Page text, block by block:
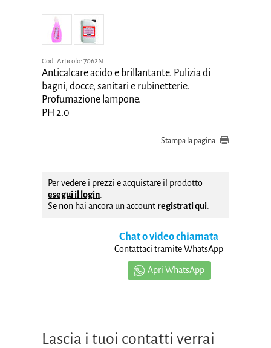
Cod. Articolo: 7062N
Anticalcare acido e brillantante. Pulizia di
bagni, docce, sanitari e rubinetterie.
Profumazione lampone.
PH 2.0
Stampa la pagina
Per vedere i prezzi e acquistare il prodotto
esegui il login
Se non hai ancora un account registrati qui
Chat o video chiamata
Contattaci tramite WhatsApp
Apri WhatsApp
Lascia i tuoi contatti verrai